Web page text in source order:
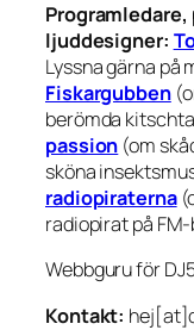
ljuddesigner:
Lyssna gärna
Fiskargubben
berömda
passion (om
sköna
radiopiraterna
radiopirat på
Webbguru för
Kontakt: